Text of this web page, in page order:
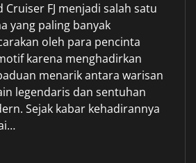
Cruiser FJ menjadi salah satu
yang paling banyak
oleh para pencinta
karena menghadirkan
menarik antara warisan
legendaris dan sentuhan
Sejak kabar kehadirannya